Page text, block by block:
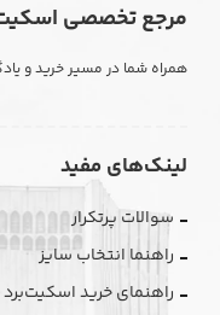
مرجع تخصصی اسکیت
همراه شما در مسیر خرید و
لینک‌های مفید
سوالات پرتکرار
راهنما انتخاب سایز
راهنمای خرید اسکیت‌برد